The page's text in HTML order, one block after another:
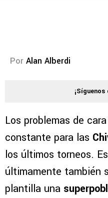
Por Alan Alberdi
Los problemas de
constante para las
los últimos torneos.
últimamente también
plantilla una